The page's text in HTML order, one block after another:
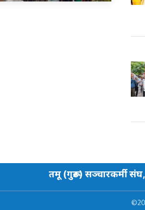
तमू (गुरूङ) सञ्चारकर्मी